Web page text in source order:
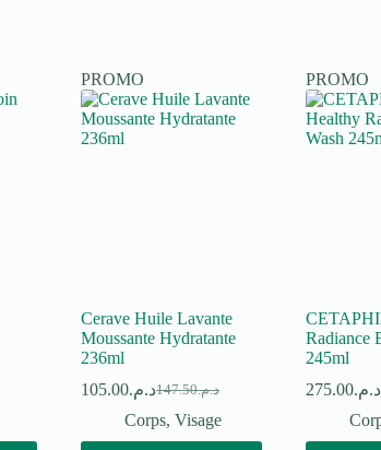
PROMO
Cerave Huile Lavante
Moussante Hydratante
236ml
د.م.147.50
Le
prix
د.م.105.00
Le
prix
Corps,Visage
PROMO
Radiance
245ml
د.م.275.00